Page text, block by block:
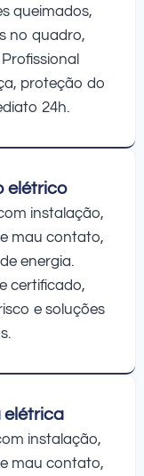
queimados,
no quadro,
proteção do
24h.
elétrico
instalação,
mau contato,
energia.
certificado,
e soluções
elétrica
instalação,
mau contato,